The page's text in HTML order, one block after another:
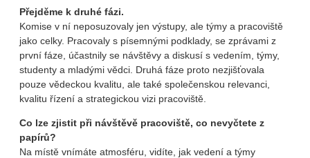
Přejděme k druhé fázi.
Komise v ní neposuzovaly jen výstupy, ale týmy a pracoviště
jako celky. Pracovaly s písemnými podklady, se zprávami z
první fáze, účastnily se návštěvy a diskusí s vedením, týmy,
studenty a mladými vědci. Druhá fáze proto nezjišťovala
pouze vědeckou kvalitu, ale také společenskou relevanci,
kvalitu řízení a strategickou vizi pracoviště.
Co lze zjistit při návštěvě pracoviště, co nevyčtete z
papírů?
Na místě vnímáte atmosféru, vidíte, jak vedení a týmy